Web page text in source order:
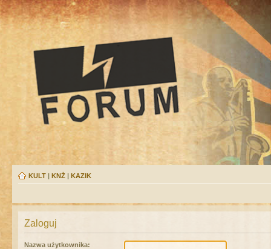
KULT | KNŻ | KAZIK
Zaloguj
Nazwa użytkownika: